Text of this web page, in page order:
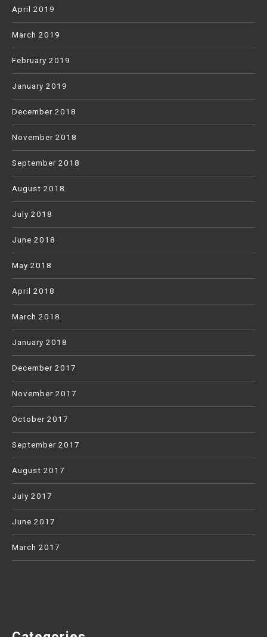
April 2019
March 2019
February 2019
January 2019
December 2018
November 2018
September 2018
August 2018
July 2018
June 2018
May 2018
April 2018
March 2018
January 2018
December 2017
November 2017
October 2017
September 2017
August 2017
July 2017
June 2017
March 2017